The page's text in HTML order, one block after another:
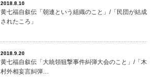
2018.8.10
黄七福自叙伝「朝連という組織のこと」/「民団が結成
されたころ」
2018.9.20
黄七福自叙伝「大統領狙撃事件糾弾大会のこと」/「木
村外相妄言糾弾…